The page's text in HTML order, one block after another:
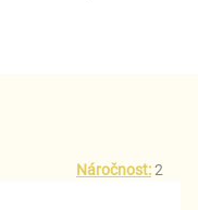
Náročnost:2